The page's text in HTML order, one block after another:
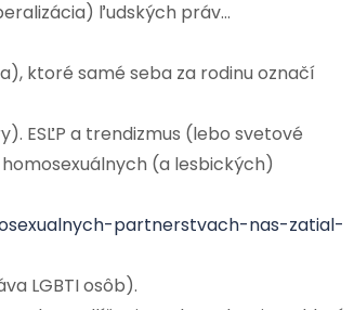
ľudských práv…
ktoré samé seba za rodinu označí
ESĽP a trendizmus (lebo svetové
(a lesbických)
partnerstvach-nas-zatial-
LGBTI osôb).